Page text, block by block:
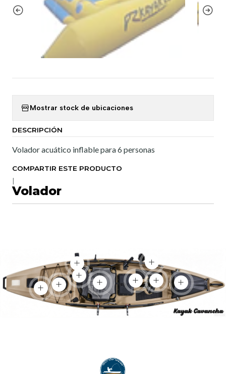
Mostrar stock de ubicaciones
DESCRIPCIÓN
Volador acuático inflable para 6 personas
COMPARTIR ESTE PRODUCTO
Volador